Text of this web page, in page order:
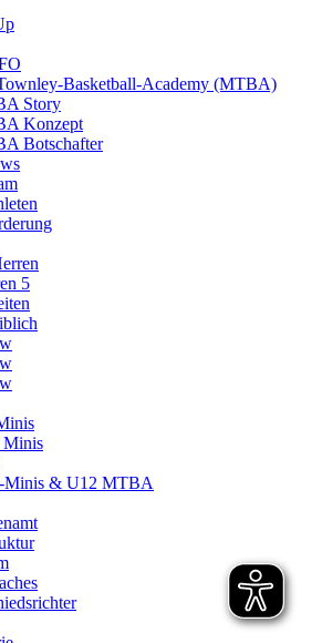
Basketball-Academy (MTBA)
Story
Konzept
Botschafter
5
Minis
Minis & U12 MTBA